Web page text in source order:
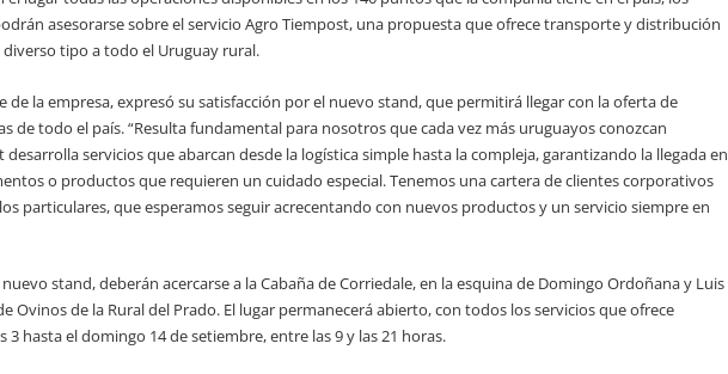
asesorarse sobre el servicio Agro Tiempost, una propuesta que ofrece transporte y distribución
tipo a todo el Uruguay rural.
de la empresa, expresó su satisfacción por el nuevo stand, que permitirá llegar con la oferta de
de todo el país. “Resulta fundamental para nosotros que cada vez más uruguayos conozcan
servicios que abarcan desde la logística simple hasta la compleja, garantizando la llegada en
o productos que requieren un cuidado especial. Tenemos una cartera de clientes corporativos
particulares, que esperamos seguir acrecentando con nuevos productos y un servicio siempre en
stand, deberán acercarse a la Cabaña de Corriedale, en la esquina de Domingo Ordoñana y Luis
Ovinos de la Rural del Prado. El lugar permanecerá abierto, con todos los servicios que ofrece
3 hasta el domingo 14 de setiembre, entre las 9 y las 21 horas.